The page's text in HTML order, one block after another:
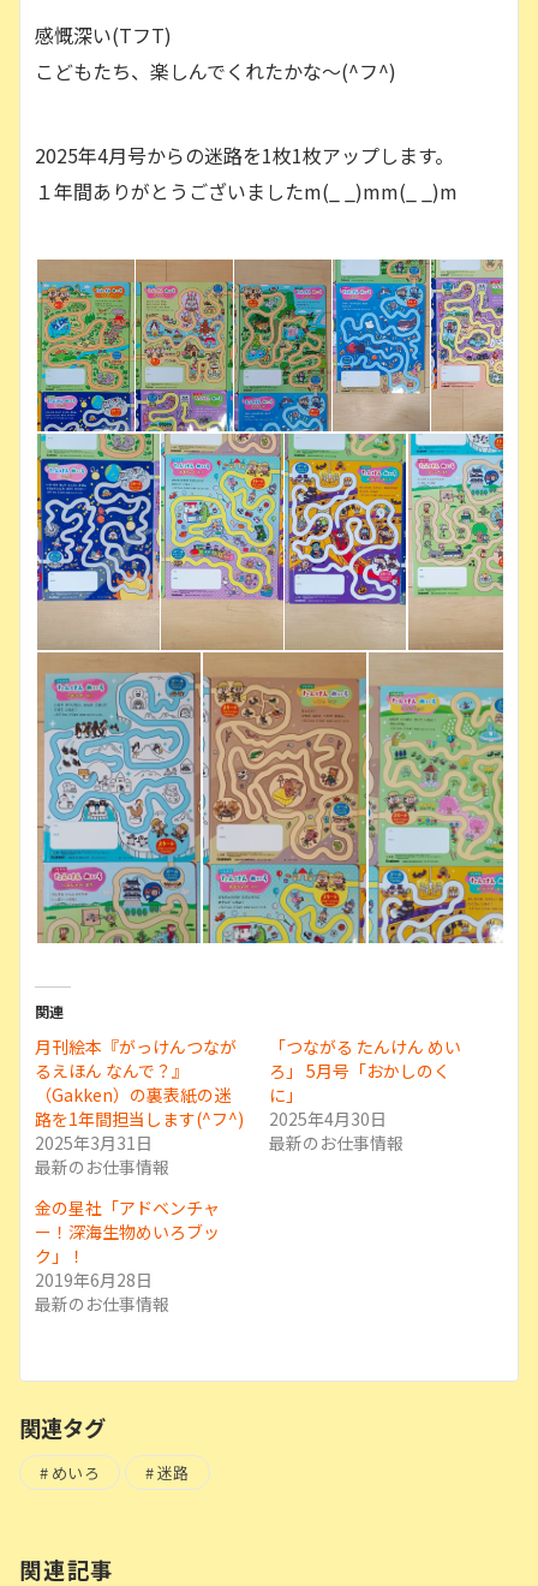
感慨深い(TフT)
こどもたち、楽しんでくれたかな〜(^フ^)
2025年4月号からの迷路を1枚1枚アップします。
１年間ありがとうございましたm(_ _)mm(_ _)m
関連
月刊絵本『がっけんつなが
るえほん なんで？』
（Gakken）の裏表紙の迷
路を1年間担当します(^フ^)
2025年3月31日
最新のお仕事情報
「つながる たんけん めい
ろ」 5月号「おかしのく
に」
2025年4月30日
最新のお仕事情報
金の星社「アドベンチャ
ー！深海生物めいろブッ
ク」！
2019年6月28日
最新のお仕事情報
関連タグ
めいろ 迷路
関連記事